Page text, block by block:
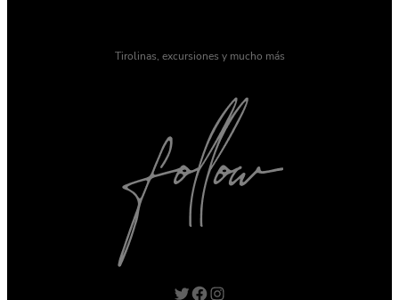
Tirolinas, excursiones y mucho más
Twitter Facebook Instagram